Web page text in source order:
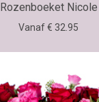
Rozenboeket Nicole
Vanaf € 32.95